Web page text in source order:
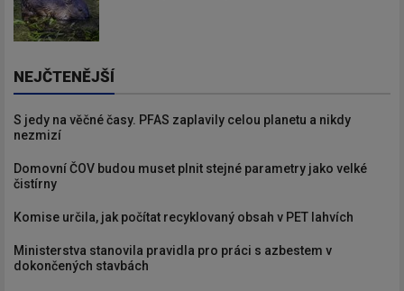
NEJČTENĚJŠÍ
S jedy na věčné časy. PFAS zaplavily celou planetu a nikdy
nezmizí
Domovní ČOV budou muset plnit stejné parametry jako velké
čistírny
Komise určila, jak počítat recyklovaný obsah v PET lahvích
Ministerstva stanovila pravidla pro práci s azbestem v
dokončených stavbách